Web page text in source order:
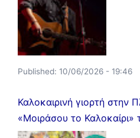
Published: 10/06/2026 - 19:46
Καλοκαιρινή γιορτή στην
«Μοιράσου το Καλοκαίρι»